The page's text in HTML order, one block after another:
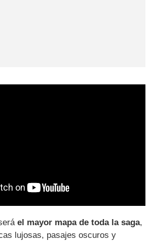
el mayor mapa de toda la saga,
lujosas, pasajes oscuros y